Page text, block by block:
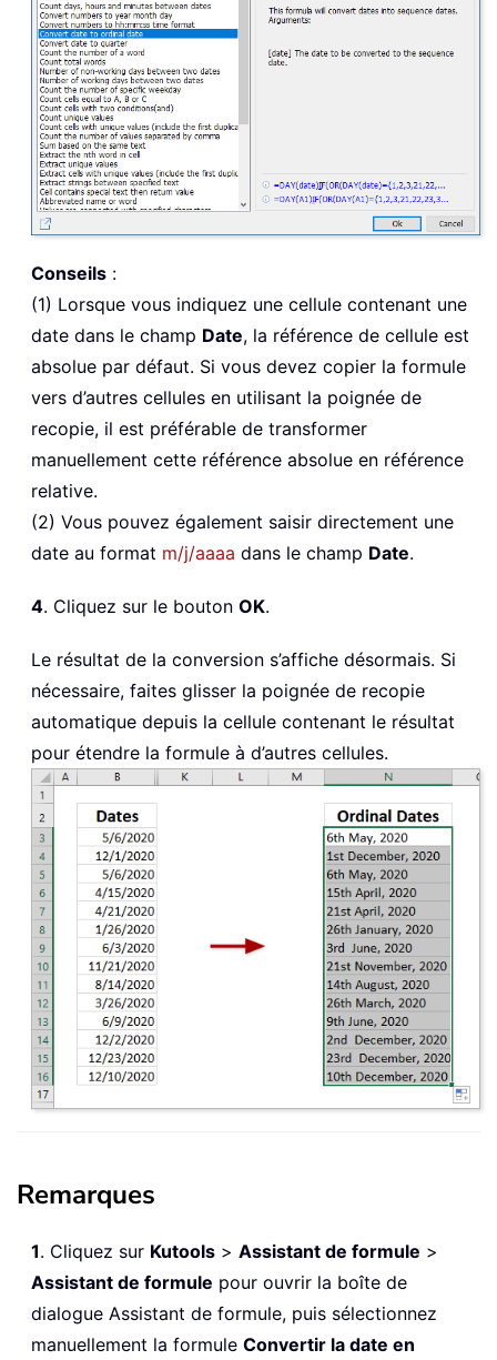
Conseils :
(1) Lorsque vous indiquez une cellule contenant une
date dans le champ Date, la référence de cellule est
absolue par défaut. Si vous devez copier la formule
vers d’autres cellules en utilisant la poignée de
recopie, il est préférable de transformer
manuellement cette référence absolue en référence
relative.
(2) Vous pouvez également saisir directement une
date au format m/j/aaaa dans le champ Date.
4. Cliquez sur le bouton OK.
Le résultat de la conversion s’affiche désormais. Si
nécessaire, faites glisser la poignée de recopie
automatique depuis la cellule contenant le résultat
pour étendre la formule à d’autres cellules.
Remarques
1. Cliquez sur Kutools > Assistant de formule >
Assistant de formule pour ouvrir la boîte de
dialogue Assistant de formule, puis sélectionnez
manuellement la formule Convertir la date en